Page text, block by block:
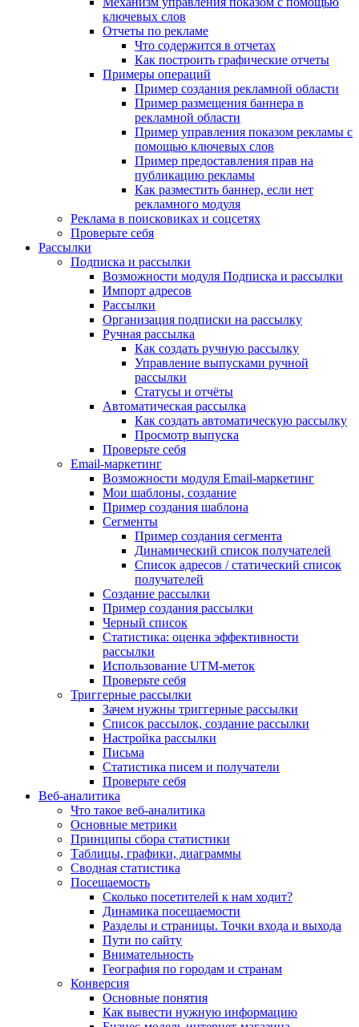
ключевых слов
Отчеты по рекламе
Что содержится в отчетах
Как построить графические отчеты
Примеры операций
Пример создания рекламной области
Пример размещения баннера в
рекламной области
Пример управления показом рекламы с
помощью ключевых слов
Пример предоставления прав на
публикацию рекламы
Как разместить баннер, если нет
рекламного модуля
Реклама в поисковиках и соцсетях
Проверьте себя
Рассылки
Подписка и рассылки
Возможности модуля Подписка и рассылки
Импорт адресов
Рассылки
Организация подписки на рассылку
Ручная рассылка
Как создать ручную рассылку
Управление выпусками ручной
рассылки
Статусы и отчёты
Автоматическая рассылка
Как создать автоматическую рассылку
Просмотр выпуска
Проверьте себя
Email-маркетинг
Возможности модуля Email-маркетинг
Мои шаблоны, создание
Пример создания шаблона
Сегменты
Пример создания сегмента
Динамический список получателей
Список адресов / статический список
получателей
Создание рассылки
Пример создания рассылки
Черный список
Статистика: оценка эффективности
рассылки
Использование UTM-меток
Проверьте себя
Триггерные рассылки
Зачем нужны триггерные рассылки
Список рассылок, создание рассылки
Настройка рассылки
Письма
Статистика писем и получатели
Проверьте себя
Веб-аналитика
Что такое веб-аналитика
Основные метрики
Принципы сбора статистики
Таблицы, графики, диаграммы
Сводная статистика
Посещаемость
Сколько посетителей к нам ходит?
Динамика посещаемости
Разделы и страницы. Точки входа и выхода
Пути по сайту
Внимательность
География по городам и странам
Конверсия
Основные понятия
Как вывести нужную информацию